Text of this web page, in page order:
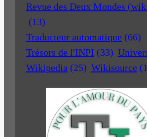
Revue des Deux Mondes
(13)
Traducteur automatique (66)
Trésors de l'INPI (33)
Wikipedia (25) Wikisource